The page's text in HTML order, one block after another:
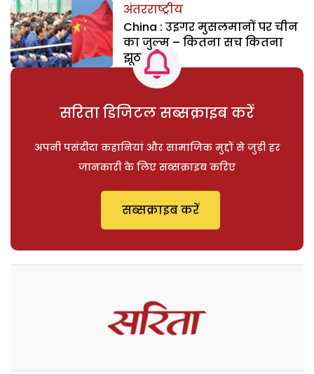
अंतरराष्ट्रीय
China : उइगर मुसलमानों पर चीन
का जुल्म – कितना सच कितना
झूठ
सरिता डिजिटल सब्सक्राइब करें
अपनी पसंदीदा कहानियां और सामाजिक मुद्दों से जुड़ी हर
जानकारी के लिए सब्सक्राइब करिए
सब्सक्राइब करें